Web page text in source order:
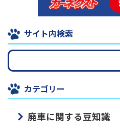
サイト内検索
カテゴリー
廃車に関する豆知識